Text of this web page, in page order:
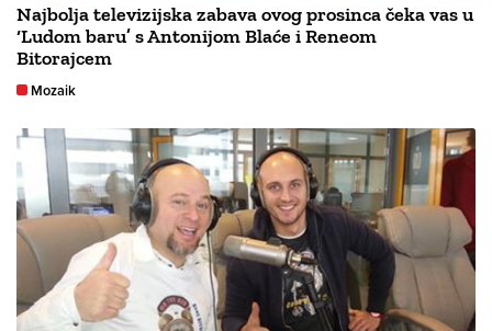
Najbolja televizijska zabava ovog prosinca čeka vas u
‘Ludom baru’ s Antonijom Blaće i Reneom
Bitorajcem
Mozaik